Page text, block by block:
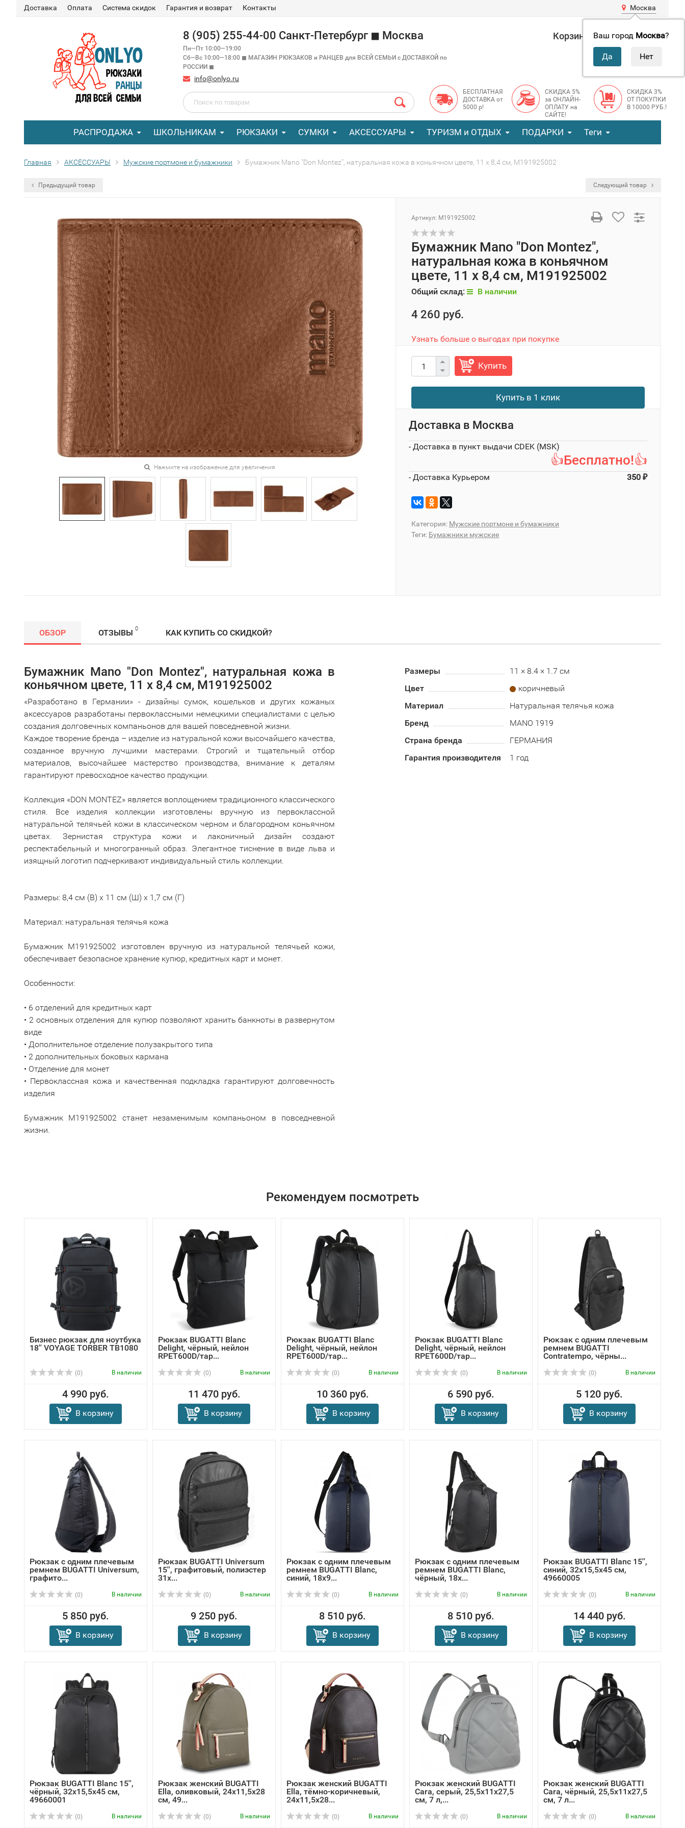
Доставка Оплата Система скидок Гарантия и возврат Контакты Москва
Ваш город Москва?
8 (905) 255-44-00 Санкт-Петербург ◼ Москва
Пн—Пт 10:00—19:00
Сб—Вс 10:00—18:00 ◼ МАГАЗИН РЮКЗАКОВ и РАНЦЕВ для ВСЕЙ СЕМЬИ с ДОСТАВКОЙ по
РОССИИ ◼
info@onlyo.ru
Корзина 0 0 руб.
БЕСПЛАТНАЯ
ДОСТАВКА от
5000 р!
СКИДКА 5%
за ОНЛАЙН-
ОПЛАТУ на
САЙТЕ!
СКИДКА 3%
ОТ ПОКУПКИ
В 10000 РУБ.!
РАСПРОДАЖА ШКОЛЬНИКАМ РЮКЗАКИ СУМКИ АКСЕССУАРЫ ТУРИЗМ и ОТДЫХ ПОДАРКИ Теги
Главная АКСЕССУАРЫ Мужские портмоне и бумажники Бумажник Mano "Don Montez", натуральная кожа в коньячном цвете, 11 х 8,4 см, M191925002
Предыдущий товар Следующий товар
Нажмите на изображение для увеличения
Артикул: M191925002
Бумажник Mano "Don Montez",
натуральная кожа в коньячном
цвете, 11 х 8,4 см, M191925002
Общий склад: В наличии
4 260 руб.
Узнать больше о выгодах при покупке
Купить
Купить в 1 клик
Доставка в Москва
- Доставка в пункт выдачи CDEK (MSK)
👍Бесплатно!👍
- Доставка Курьером 350 ₽
Категория: Мужские портмоне и бумажники
Теги: Бумажники мужские
ОБЗОР ОТЗЫВЫ 0 КАК КУПИТЬ СО СКИДКОЙ?
Бумажник Mano "Don Montez", натуральная кожа в
коньячном цвете, 11 х 8,4 см, M191925002
«Разработано в Германии» - дизайны сумок, кошельков и других кожаных
аксессуаров разработаны первоклассными немецкими специалистами с целью
создания долговечных компаньонов для вашей повседневной жизни.
Каждое творение бренда – изделие из натуральной кожи высочайшего качества,
созданное вручную лучшими мастерами. Строгий и тщательный отбор
материалов, высочайшее мастерство производства, внимание к деталям
гарантируют превосходное качество продукции.
Коллекция «DON MONTEZ» является воплощением традиционного классического
стиля. Все изделия коллекции изготовлены вручную из первоклассной
натуральной телячьей кожи в классическом черном и благородном коньячном
цветах. Зернистая структура кожи и лаконичный дизайн создают
респектабельный и многогранный образ. Элегантное тиснение в виде льва и
изящный логотип подчеркивают индивидуальный стиль коллекции.
Размеры: 8,4 см (В) x 11 см (Ш) x 1,7 см (Г)
Материал: натуральная телячья кожа
Бумажник M191925002 изготовлен вручную из натуральной телячьей кожи,
обеспечивает безопасное хранение купюр, кредитных карт и монет.
Особенности:
• 6 отделений для кредитных карт
• 2 основных отделения для купюр позволяют хранить банкноты в развернутом
виде
• Дополнительное отделение полузакрытого типа
• 2 дополнительных боковых кармана
• Отделение для монет
• Первоклассная кожа и качественная подкладка гарантируют долговечность
изделия
Бумажник M191925002 станет незаменимым компаньоном в повседневной
жизни.
Размеры
11 × 8.4 × 1.7 см
Цвет
коричневый
Материал
Натуральная телячья кожа
Бренд
MANO 1919
Страна бренда
ГЕРМАНИЯ
Гарантия производителя
1 год
Рекомендуем посмотреть
Бизнес рюкзак для ноутбука
18'' VOYAGE TORBER TB1080
(0) В наличии
4 990 руб.
В корзину
Рюкзак BUGATTI Blanc
Delight, чёрный, нейлон
RPET600D/тар...
(0) В наличии
11 470 руб.
В корзину
Рюкзак BUGATTI Blanc
Delight, чёрный, нейлон
RPET600D/тар...
(0) В наличии
10 360 руб.
В корзину
Рюкзак BUGATTI Blanc
Delight, чёрный, нейлон
RPET600D/тар...
(0) В наличии
6 590 руб.
В корзину
Рюкзак с одним плечевым
ремнем BUGATTI
Contratempo, чёрны...
(0) В наличии
5 120 руб.
В корзину
Рюкзак с одним плечевым
ремнем BUGATTI Universum,
графито...
(0) В наличии
5 850 руб.
В корзину
Рюкзак BUGATTI Universum
15'', графитовый, полиэстер
31х...
(0) В наличии
9 250 руб.
В корзину
Рюкзак с одним плечевым
ремнем BUGATTI Blanc,
синий, 18х9...
(0) В наличии
8 510 руб.
В корзину
Рюкзак с одним плечевым
ремнем BUGATTI Blanc,
чёрный, 18х...
(0) В наличии
8 510 руб.
В корзину
Рюкзак BUGATTI Blanc 15'',
синий, 32х15,5х45 см,
49660005
(0) В наличии
14 440 руб.
В корзину
Рюкзак BUGATTI Blanc 15'',
чёрный, 32х15,5х45 см,
49660001
(0) В наличии
Рюкзак женский BUGATTI
Ella, оливковый, 24х11,5х28
см, 49...
(0) В наличии
Рюкзак женский BUGATTI
Ella, тёмно-коричневый,
24х11,5х28...
(0) В наличии
Рюкзак женский BUGATTI
Cara, серый, 25,5х11х27,5
см, 7 л,...
(0) В наличии
Рюкзак женский BUGATTI
Cara, чёрный, 25,5х11х27,5
см, 7 л...
(0) В наличии